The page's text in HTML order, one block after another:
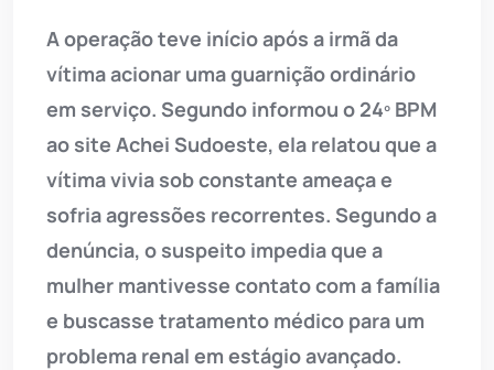
A operação teve início após a irmã da
vítima acionar uma guarnição ordinário
em serviço. Segundo informou o 24º BPM
ao site Achei Sudoeste, ela relatou que a
vítima vivia sob constante ameaça e
sofria agressões recorrentes. Segundo a
denúncia, o suspeito impedia que a
mulher mantivesse contato com a família
e buscasse tratamento médico para um
problema renal em estágio avançado.